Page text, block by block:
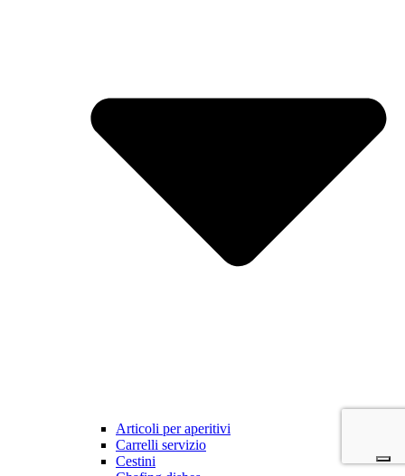
Articoli per aperitivi
Carrelli servizio
Cestini